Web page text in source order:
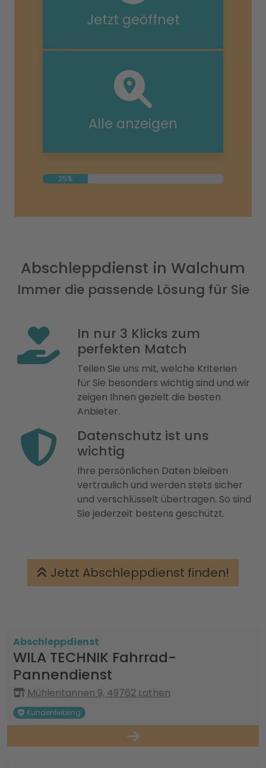
Jetzt geöffnet
Alle anzeigen
25%
Abschleppdienst in Walchum
Immer die passende Lösung für Sie
In nur 3 Klicks zum
perfekten Match
Teilen Sie uns mit, welche Kriterien
für Sie besonders wichtig sind und wir
zeigen Ihnen gezielt die besten
Anbieter.
Datenschutz ist uns
wichtig
Ihre persönlichen Daten bleiben
vertraulich und werden stets sicher
und verschlüsselt übertragen. So sind
Sie jederzeit bestens geschützt.
Jetzt Abschleppdienst finden!
Abschleppdienst
WILA TECHNIK Fahrrad-
Pannendienst
Mühlentannen 9, 49762 Lathen
Kundenliebling